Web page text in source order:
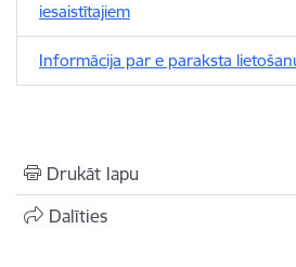
iesaistītajiem
Informācija par e paraksta
Drukāt lapu
Dalīties